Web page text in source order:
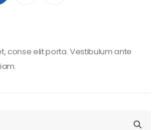
conse elit porta. Vestibulum ante